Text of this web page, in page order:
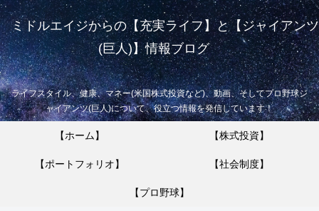
ミドルエイジからの【充実ライフ】と【ジャイアンツ
(巨人)】情報ブログ
ライフスタイル、健康、マネー(米国株式投資など)、動画、そしてプロ野球ジ
ャイアンツ(巨人)について、役立つ情報を発信しています！
【ホーム】 【株式投資】
【ポートフォリオ】 【社会制度】
【プロ野球】